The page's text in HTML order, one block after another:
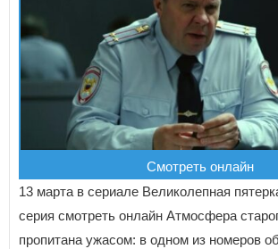
Смотреть онлайн
13 марта в сериале Великолепная
серия смотреть онлайн Атмосфера
пропитана ужасом: в одном из номеров